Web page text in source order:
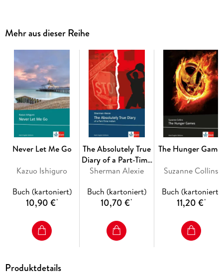
die nicht am indischen Technologie-Boom teilhaben. Brutale,
traurige, aber oft auch witzige Geschichten, voller Leben, von
Menschen, die immer wieder auf die Nase fallen und doch
wieder aufstehen. Aber am Ende werden diese Geschichten
von Swarup auf wunderbare Weise zusammengewebt.
Abiturempfehlung zum Themenbereich India
Mehr aus dieser Reihe
Never Let Me Go
Kazuo Ishiguro
Buch (kartoniert)
10,90 €*
The Absolutely True
Diary of a Part-Time
Indian
Sherman Alexie
Buch (kartoniert)
10,70 €*
The Hunger
Suzanne Collins
Buch (kartoniert)
11,20 €*
Produktdetails